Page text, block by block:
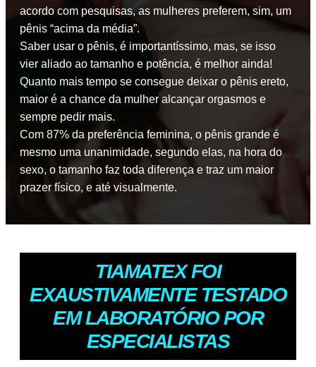
acordo com pesquisas, as mulheres preferem, sim, um
pênis “acima da média”.
Saber usar o pênis, é importantíssimo, mas, se isso
vier aliado ao tamanho e potência, é melhor ainda!
Quanto mais tempo se consegue deixar o pênis ereto,
maior é a chance da mulher alcançar orgasmos e
sempre pedir mais.
Com 87% da preferência feminina, o pênis grande é
mesmo uma unanimidade, segundo elas, na hora do
sexo, o tamanho faz toda diferença e traz um maior
prazer físico, e até visualmente.
TIAMATEX FOI
EXAUSTIVAMENTE TESTADO
EM LABORATÓRIO POR
ESPECIALISTAS